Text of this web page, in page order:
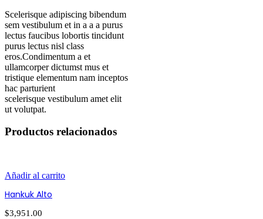
Scelerisque adipiscing bibendum
sem vestibulum et in a a a purus
lectus faucibus lobortis tincidunt
purus lectus nisl class
eros.Condimentum a et
ullamcorper dictumst mus et
tristique elementum nam inceptos
hac parturient
scelerisque vestibulum amet elit
ut volutpat.
Productos relacionados
Añadir al carrito
Hankuk Alto
$3,951.00